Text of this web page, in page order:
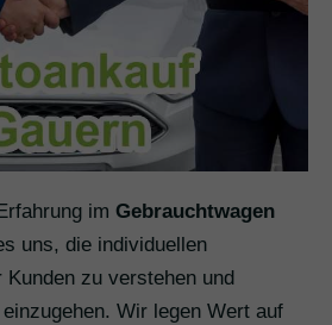
im Gebrauchtwagen
uns, die individuellen
zu verstehen und
Wir legen Wert auf